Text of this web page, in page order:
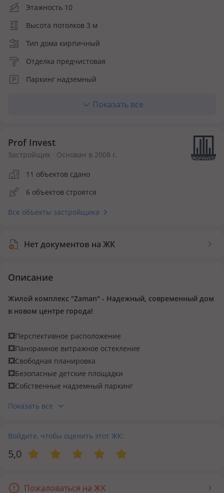
Этажность 10
Высота потолков 3 м
Тип дома кирпичный
Отделка предчистовая
Паркинг надземный
Показать все
Prof Invest
Застройщик · Основан в 2008 г.
11 объектов сдано
6 объектов строятся
Все объекты застройщика
Нет документов на ЖК
Описание
Жилой комплекс "Zaman" - Надежный, современный дом
в новом центре города!
💥Перспективное расположение
💥Панорамное витражное остекление
💥Свободная планировка
💥Безопасные детские площадки
💥Собственные надземный паркинг
Условия приобретения
Рассрочка от застройщика с первоначальным взносом
Местоположение
районе на Юго-Востоке, в будущем центре города, что
Показать все
Войдите, чтобы оценить этот ЖК:
5,0
Пожаловаться на ЖК